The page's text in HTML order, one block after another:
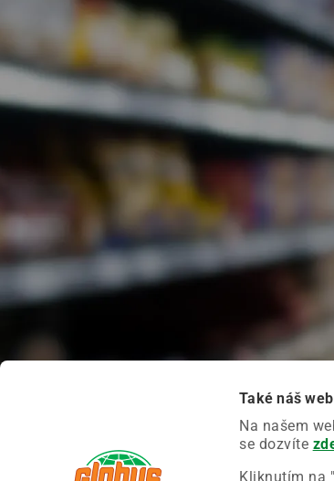
Také náš
Na našem
se dozvíte
Kliknutím na